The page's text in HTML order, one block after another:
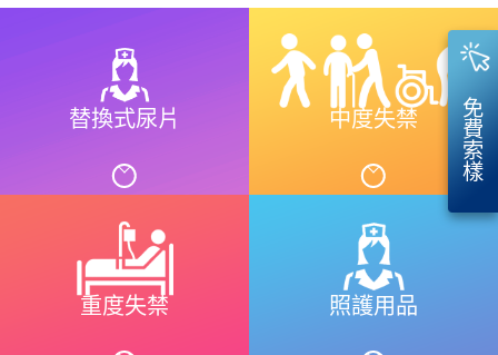
替換式尿片 中度失禁
重度失禁 照護用品
免
費
索
樣